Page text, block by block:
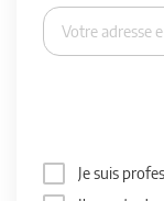
Je suis